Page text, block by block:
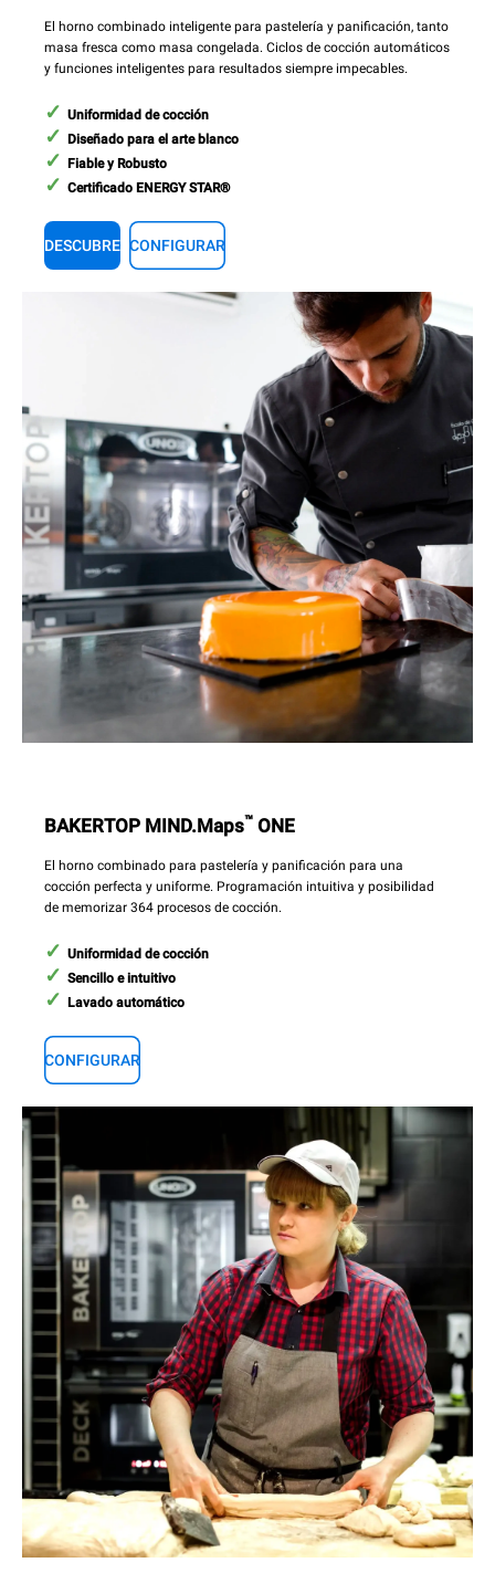
El horno combinado inteligente para pastelería y panificación, tanto
masa fresca como masa congelada. Ciclos de cocción automáticos
y funciones inteligentes para resultados siempre impecables.
Uniformidad de cocción
Diseñado para el arte blanco
Fiable y Robusto
Certificado ENERGY STAR®
DESCUBRE CONFIGURAR
BAKERTOP MIND.Maps™ ONE
El horno combinado para pastelería y panificación para una
cocción perfecta y uniforme. Programación intuitiva y posibilidad
de memorizar 364 procesos de cocción.
Uniformidad de cocción
Sencillo e intuitivo
Lavado automático
CONFIGURAR